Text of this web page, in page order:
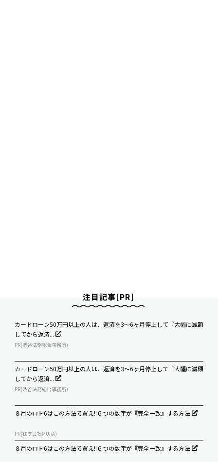
注目記事[PR]
カードローン50万円以上の人は、返済を3～6ヶ月停止して『大幅に減額
してから返済...
PR(渋谷法務総合事務所)
カードローン50万円以上の人は、返済を3～6ヶ月停止して『大幅に減額
してから返済...
PR(渋谷法務総合事務所)
８月のロト6はこの方法で買え!!６つの数字が『完全一致』する方法
PR(株式会社MURA)
８月のロト6はこの方法で買え!!６つの数字が『完全一致』する方法